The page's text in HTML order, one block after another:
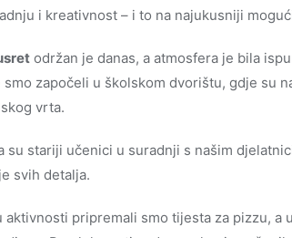
i kreativnost – i to na najukusniji
održan je danas, a atmosfera je bila
smo započeli u školskom dvorištu, gdje su
vrta.
su stariji učenici u suradnji s našim
svih detalja.
aktivnosti pripremali smo tijesta za pizzu,